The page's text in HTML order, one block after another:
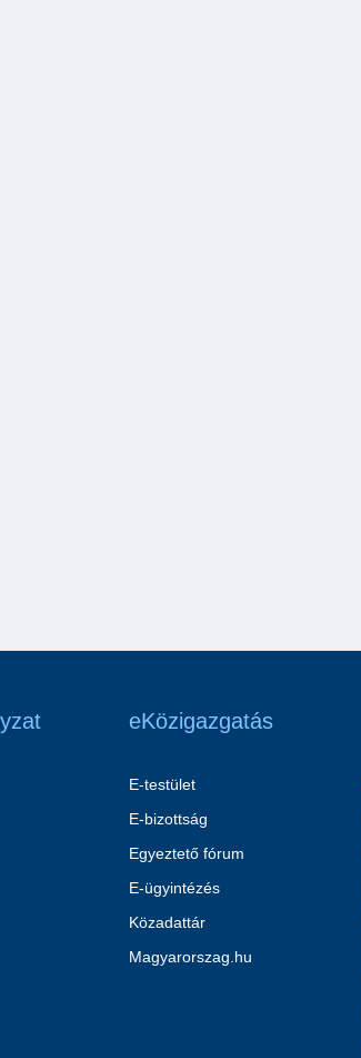
eKözigazgatás
E-testület
E-bizottság
Egyeztető fórum
E-ügyintézés
Közadattár
Magyarorszag.hu